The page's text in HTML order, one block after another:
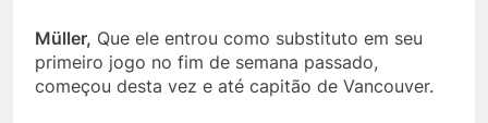
Müller, Que ele entrou como substituto em seu
primeiro jogo no fim de semana passado,
começou desta vez e até capitão de Vancouver.